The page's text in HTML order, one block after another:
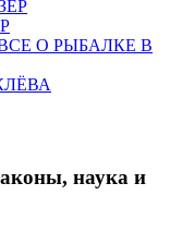
О РЫБАЛКЕ В
наука и